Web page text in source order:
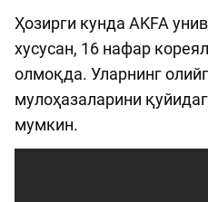
Ҳозирги кунда AKFA
хусусан, 16 нафар
олмоқда. Уларнинг
мулоҳазаларини
мумкин.